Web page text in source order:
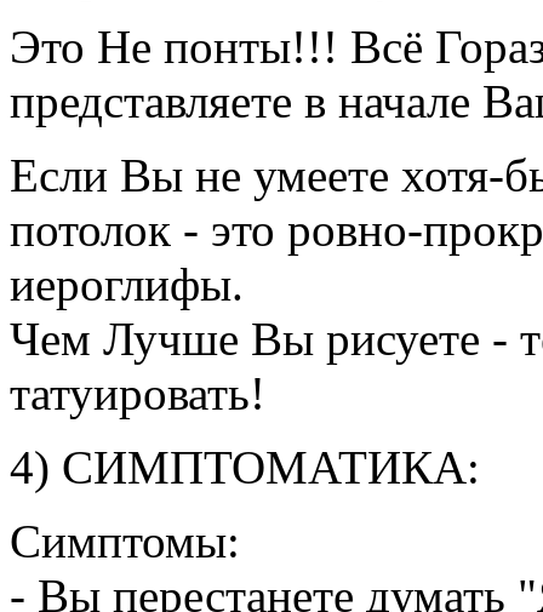
Это Не понты!!! Всё
представляете в начале
Если Вы не умеете хотя-
потолок - это ровно-
иероглифы.
Чем Лучше Вы рисуете -
татуировать!
4) СИМПТОМАТИКА:
Симптомы:
- Вы перестанете думать